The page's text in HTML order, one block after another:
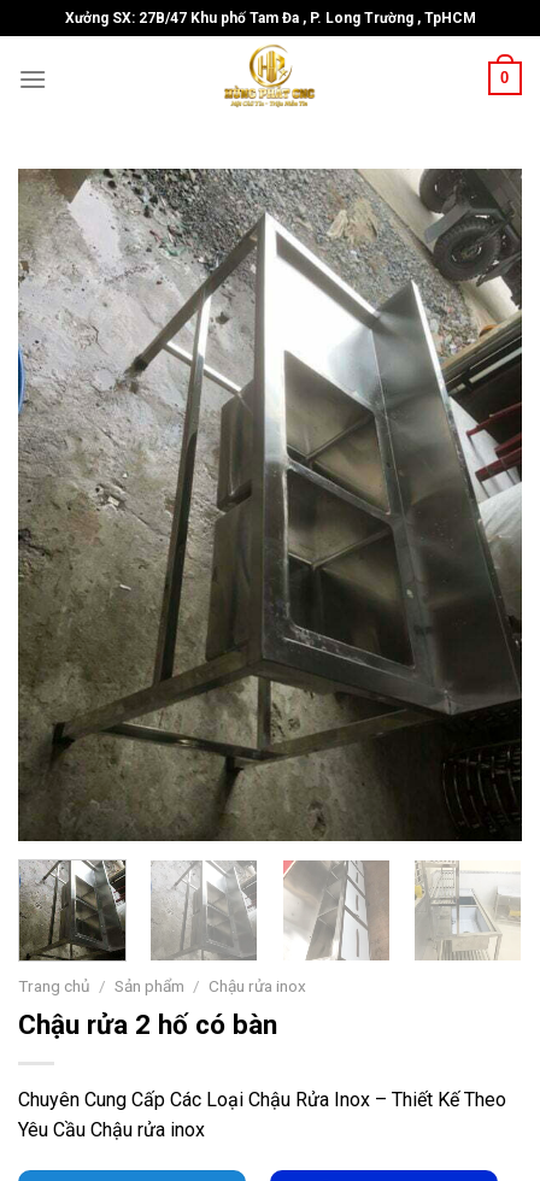
to
content
Xưởng SX: 27B/47 Khu phố Tam Đa , P. Long Trường , TpHCM
0
Trang chủ / Sản phẩm / Chậu rửa inox
Chậu rửa 2 hố có bàn
Chuyên Cung Cấp Các Loại Chậu Rửa Inox – Thiết Kế Theo
Yêu Cầu Chậu rửa inox